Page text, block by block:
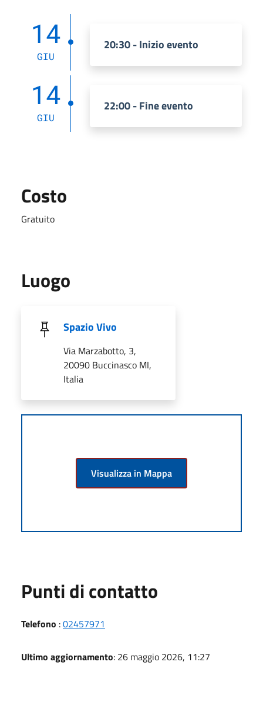
14
GIU
20:30 - Inizio evento
14
GIU
22:00 - Fine evento
Costo
Gratuito
Luogo
Spazio Vivo
Via Marzabotto, 3,
20090 Buccinasco MI,
Italia
Visualizza in Mappa
Punti di contatto
Telefono :02457971
Ultimo aggiornamento: 26 maggio 2026, 11:27